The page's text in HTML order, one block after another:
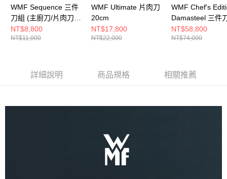
WMF Sequence 三件
刀組 (主廚刀/片肉刀/
蔬果刀)
NT$8,800
NT$11,000
WMF Ultimate 片肉刀
20cm
NT$17,800
NT$22,000
WMF Chef's
Damasteel 三件
(主廚刀/片肉刀/
刀)
NT$58,800
NT$74,000
詳細說明 商品規格 相關推薦